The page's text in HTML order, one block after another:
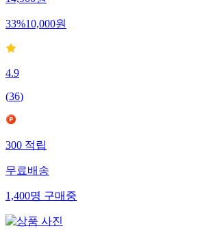
14,900원
33%10,000원
4.9
(36)
300적립
무료배송
1,400명구매중